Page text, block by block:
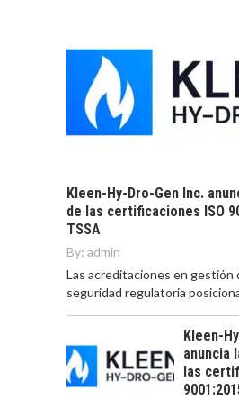
Kleen-Hy-Dro-Gen Inc.
de las certificaciones ISO
TSSA
By: admin
Las acreditaciones en gestión
seguridad regulatoria
Kleen-
anuncia
las